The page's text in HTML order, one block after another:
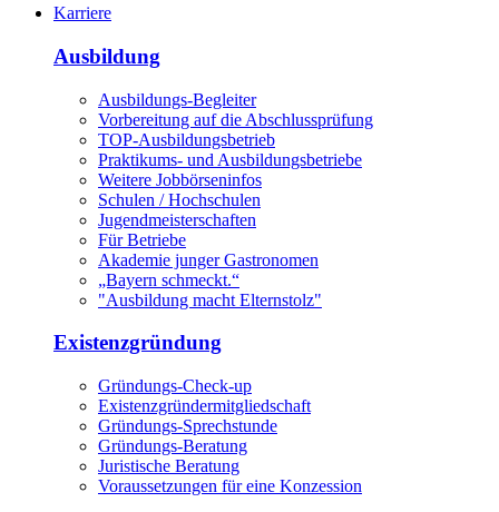
Karriere
Ausbildung
Ausbildungs-Begleiter
Vorbereitung auf die Abschlussprüfung
TOP-Ausbildungsbetrieb
Praktikums- und Ausbildungsbetriebe
Weitere Jobbörseninfos
Schulen / Hochschulen
Jugendmeisterschaften
Für Betriebe
Akademie junger Gastronomen
„Bayern schmeckt.“
"Ausbildung macht Elternstolz"
Existenzgründung
Gründungs-Check-up
Existenzgründermitgliedschaft
Gründungs-Sprechstunde
Gründungs-Beratung
Juristische Beratung
Voraussetzungen für eine Konzession